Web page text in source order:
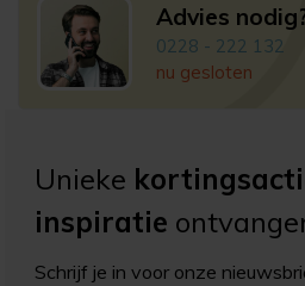
Advies
0228 - 222 132
nu gesloten
Unieke
inspiratie
Schrijf je in voor onze